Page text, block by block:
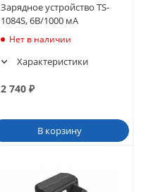
Зарядное устройство TS-
1084S, 6В/1000 мА
Нет в наличии
Характеристики
2 740₽
В корзину